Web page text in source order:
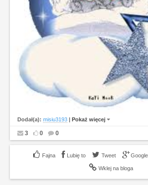
Dodał(a): misiu3193 Pokaż więcej
3 0 0
Lubię to Tweet
Wklej na bloga